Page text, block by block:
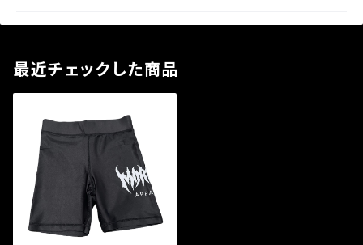
最近チェックした商品